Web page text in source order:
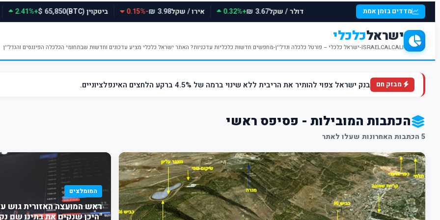
מדדים בזמן אמת דולר / שקל3.67 ₪
+0.32% אירו / שקל3.98 ₪
-0.15% ביטקוין (BTC) 65,850 $
+2.41%
ישראלכלכלי
ISRAELCALCALI-ישראל כלכלי – פורטל כלכלה ונדל''ן-מחפשים חדשות כלכליות עדכניות? האתר ישראל כלכלי מציע עדכונים וחדשות שבתחומי הכלכלה הפיננסים והנדל''ן
מבזק חם בנק ישראל צפוי להותיר את הריבית ללא שינוי ברמה של 4.5% ברקע הלחצים האינפלציוניים.
הכתבות המובילות - פסיפס ראשי
5 הכתבות האחרונות שעלו לאתר
המומלצים
ראש המועצה האזורית גוש
"היכן שנקים את בתינו שם